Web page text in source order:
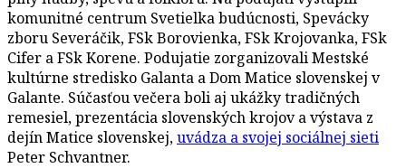
komunitné centrum Svetielka budúcnosti, Spevácky
zboru Severáčik, FSk Borovienka, FSk Krojovanka, FSk
Cifer a FSk Korene. Podujatie zorganizovali Mestské
kultúrne stredisko Galanta a Dom Matice slovenskej v
Galante. Súčasťou večera boli aj ukážky tradičných
remesiel, prezentácia slovenských krojov a výstava z
dejín Matice slovenskej,uvádza a svojej sociálnej sieti
Peter Schvantner.